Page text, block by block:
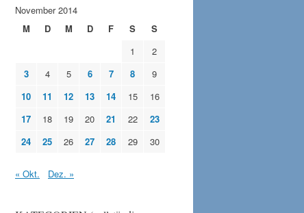
November 2014
M
D M D F S
S
1
2
3
4 5 6 7 8
9
10
11 12 13 14 15
16
17
18 19 20 21 22
23
24
25 26 27 28 29 30
« Okt. Dez. »